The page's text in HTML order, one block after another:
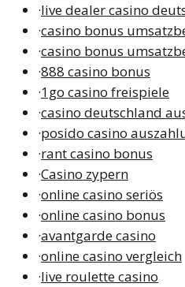
·live dealer casino
·casino bonus
·casino bonus
·888 casino bonus
·1go casino freispiele
·casino deutschland
·posido casino
·rant casino bonus
·Casino zypern
·online casino seriös
·online casino bonus
·avantgarde casino
·online casino vergleich
·live roulette casino